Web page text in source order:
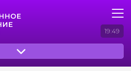
19:49